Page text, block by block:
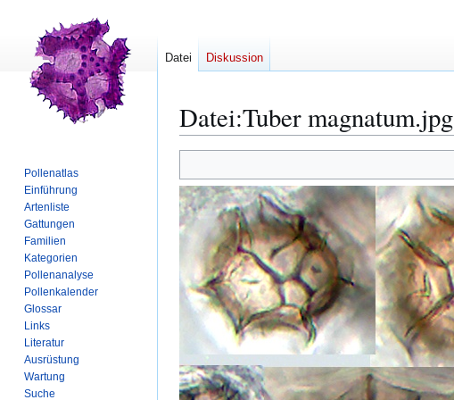
Datei:Tuber magnatum.jpg
Navigation
springen
Suche
springen
Datei Diskussion
Pollenatlas
Einführung
Artenliste
Gattungen
Familien
Kategorien
Pollenanalyse
Pollenkalender
Glossar
Links
Literatur
Ausrüstung
Wartung
Suche